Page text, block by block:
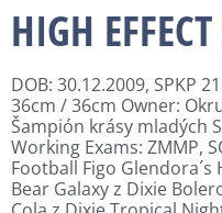
HIGH
DOB: 30.12.2009, SPKP
36cm / 36cm Owner:
Šampión krásy mladých
Working Exams: ZMMP,
Football Figo Glendora´s
Bear Galaxy z Dixie